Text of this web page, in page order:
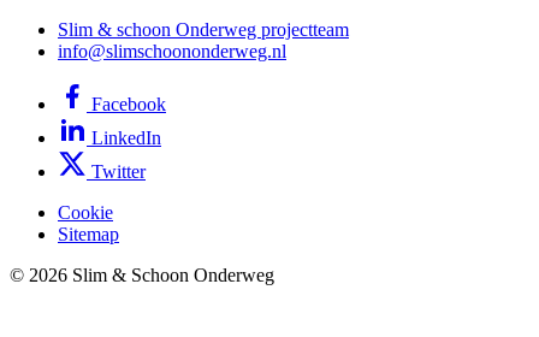
Slim & schoon Onderweg projectteam
info@slimschoononderweg.nl
Facebook
LinkedIn
Twitter
Cookie
Sitemap
© 2026 Slim & Schoon Onderweg